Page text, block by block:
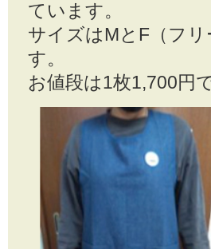
ています。
サイズはMとF（フ
す。
お値段は1枚1,700円